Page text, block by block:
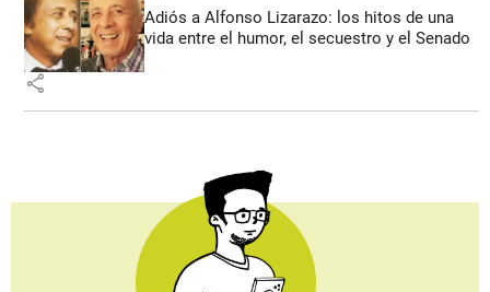
Adiós a Alfonso Lizarazo: los hitos de una
vida entre el humor, el secuestro y el Senado
share